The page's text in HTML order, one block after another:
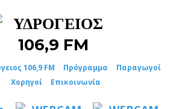
106,9 FM Πρόγραμμα
Παραγωγοί
Χορηγοί
Επικοινωνία